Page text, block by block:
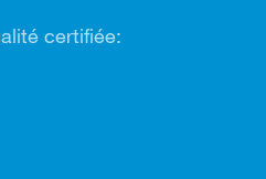
certifiée: